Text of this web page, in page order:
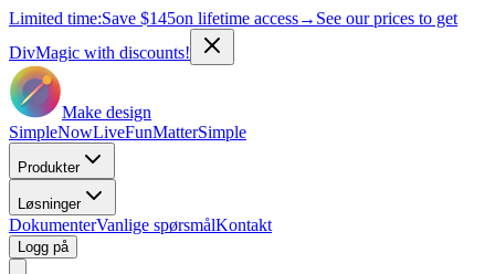
Limited time:Save $145on lifetime access→ See our prices to get
DivMagic with discounts!
Make design
SimpleNowLiveFunMatterSimple
Produkter
Løsninger
DokumenterVanlige spørsmålKontakt
Logg på